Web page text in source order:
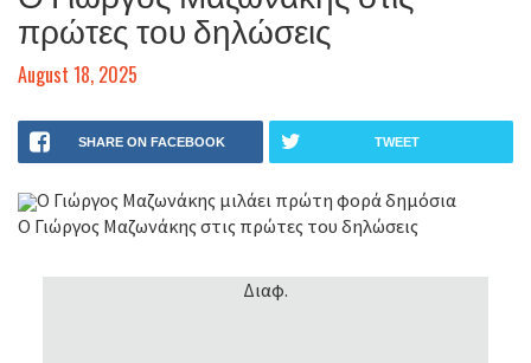
πρώτες του δηλώσεις
August 18, 2025
SHARE ON FACEBOOK TWEET
Ο Γιώργος Μαζωνάκης μιλάει πρώτη φορά δημόσια
Ο Γιώργος Μαζωνάκης στις πρώτες του δηλώσεις
Διαφ.